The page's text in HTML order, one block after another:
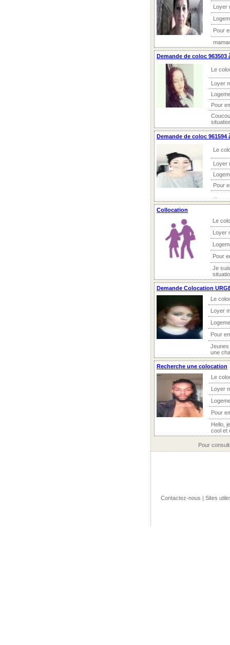
Loyer
Pour
Demande de coloc 963503
Le
Loyer
Pour
Demande de coloc 961594
Le
Loyer
Pour
Collocation
Le
Loyer
Pour
Je
Demande Colocation
Le
Loyer
Pour
Jeunes
une
Recherche une colocation
Le
Loyer
Pour
Hello,
cool et
Pour
Contactez-nous | Sites